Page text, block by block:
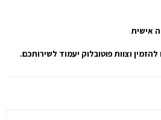
אישית
וצוות פוטובלוק יעמוד לשירותכם.